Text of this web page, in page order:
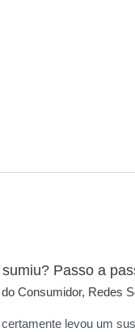
Passo a
Consumidor, Redes
levou um